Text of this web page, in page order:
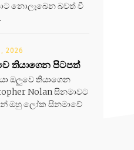
නොලැබෙන බවත් වී
2026
තියාගෙන පිටපත්
ඔලුවෙ තියාගෙන
Nolan සිනමාවට
ඔහු ලෝක සිනමාවේ